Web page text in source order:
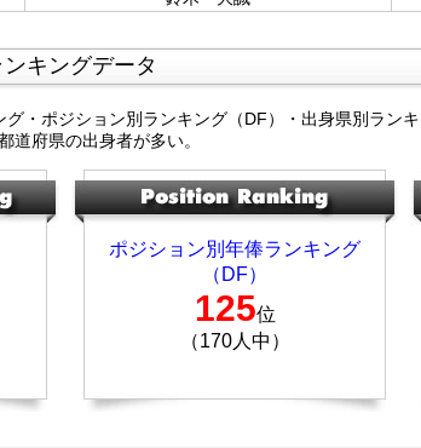
キングデータ
グ・ポジション別ランキング（DF）・出身県別ラン
道府県の出身者が多い。
ポジション別年俸ランキング
（DF）
125位
（170人中）